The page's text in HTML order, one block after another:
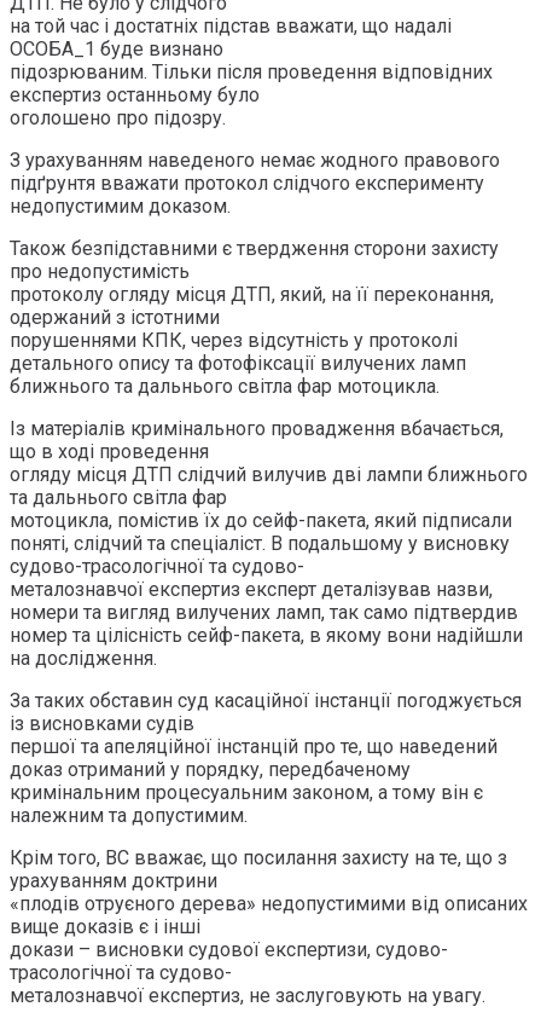
на той час і достатніх підстав вважати, що надалі
ОСОБА_1 буде визнано
підозрюваним. Тільки після проведення відповідних
експертиз останньому було
оголошено про підозру.
З урахуванням наведеного немає жодного правового
підґрунтя вважати протокол слідчого експерименту
недопустимим доказом.
Також безпідставними є твердження сторони захисту
про недопустимість
протоколу огляду місця ДТП, який, на її переконання,
одержаний з істотними
порушеннями КПК, через відсутність у протоколі
детального опису та фотофіксації вилучених ламп
ближнього та дальнього світла фар мотоцикла.
Із матеріалів кримінального провадження вбачається,
що в ході проведення
огляду місця ДТП слідчий вилучив дві лампи ближнього
та дальнього світла фар
мотоцикла, помістив їх до сейф-пакета, який підписали
поняті, слідчий та спеціаліст. В подальшому у висновку
судово-трасологічної та судово-
металознавчої експертиз експерт деталізував назви,
номери та вигляд вилучених ламп, так само підтвердив
номер та цілісність сейф-пакета, в якому вони надійшли
на дослідження.
За таких обставин суд касаційної інстанції погоджується
із висновками судів
першої та апеляційної інстанцій про те, що наведений
доказ отриманий у порядку, передбаченому
кримінальним процесуальним законом, а тому він є
належним та допустимим.
Крім того, ВС вважає, що посилання захисту на те, що з
урахуванням доктрини
«плодів отруєного дерева» недопустимими від описаних
вище доказів є і інші
докази – висновки судової експертизи, судово-
трасологічної та судово-
металознавчої експертиз, не заслуговують на увагу.